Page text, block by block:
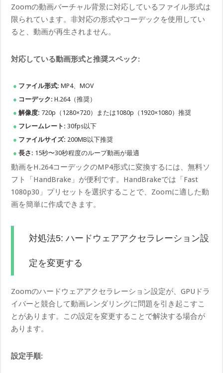
Zoomの動画バーチャル背景に対応しているファイル形式は
限られています。非対応の形式やコーデックを使用してい
ると、動画が再生されません。
対応している動画形式と推奨スペック:
ファイル形式: MP4、MOV
コーデック: H.264（推奨）
解像度: 720p（1280×720）または1080p（1920×1080）推奨
フレームレート: 30fps以下
ファイルサイズ: 200MB以下推奨
長さ: 15秒〜30秒程度のループ動画が最適
動画をH.264コーデックのMP4形式に変換するには、無料ソ
フト「HandBrake」が便利です。HandBrakeでは「Fast
1080p30」プリセットを選択することで、Zoomに適した動
画を簡単に作成できます。
対処法5: ハードウェアアクセラレーション設
定を変更する
Zoomのハードウェアアクセラレーション設定が、GPUドラ
イバーと競合して動画レンダリングに問題を引き起こすこ
とがあります。この設定を変更することで解決する場合が
あります。
設定手順: